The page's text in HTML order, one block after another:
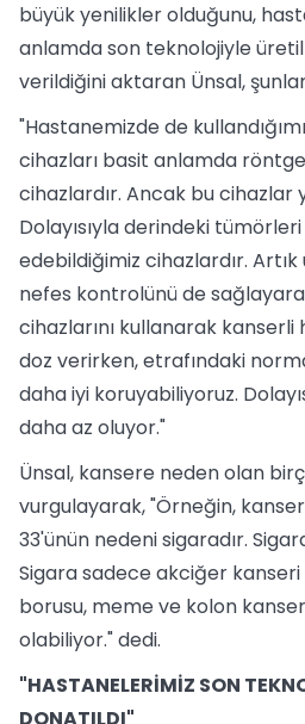
büyük yenilikler olduğunu,
anlamda son teknolojiyle
verildiğini aktaran Ünsal,
"Hastanemizde de
cihazları basit anlamda
cihazlardır. Ancak bu cihazlar
Dolayısıyla derindeki
edebildiğimiz cihazlardır.
nefes kontrolünü de
cihazlarını kullanarak
doz verirken, etrafındaki
daha iyi koruyabiliyoruz.
daha az oluyor."
Ünsal, kansere neden olan
vurgulayarak, "Örneğin,
33'ünün nedeni sigaradır.
Sigara sadece akciğer
borusu, meme ve kolon
olabiliyor." dedi.
"HASTANELERİMİZ SON